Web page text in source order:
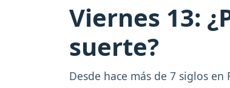
Viernes 13:
suerte?
Desde hace más de 7 siglos